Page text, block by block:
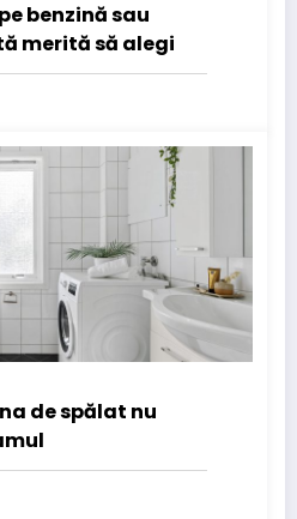
benzină sau
merită să alegi
de spălat nu